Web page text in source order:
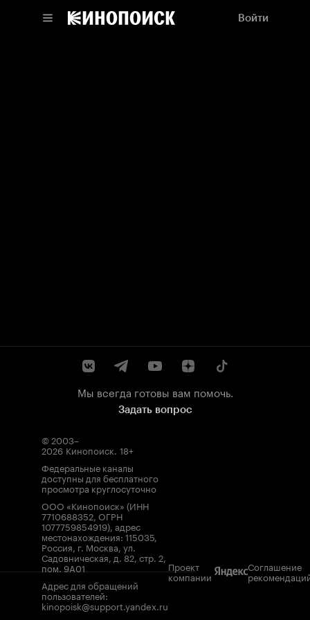
Войти
Мы всегда готовы вам помочь.
Задать вопрос
© 2003–
2026 Кинопоиск. 18+
Федеральные каналы
доступны для бесплатного
просмотра круглосуточно
ООО «Кинопоиск» (ИНН
7710688352, ОГРН
1077759854919), адрес
местонахождения: 115035,
Россия, г. Москва, ул.
Садовническая, д. 82, стр. 2,
пом. 9А01
Адрес для обращений
пользователей:
kinopoisk@support.yandex.ru
Проект
компании
Соглашение